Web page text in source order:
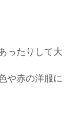
ったりして大
や赤の洋服に